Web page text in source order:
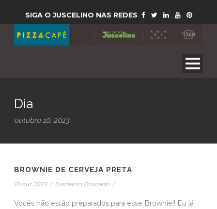
SIGA O JUSCELINO NAS REDES
Dia
outubro 10, 2023
BROWNIE DE CERVEJA PRETA
10 out 2023 / Juscelino Dourado /
Vocês não estão preparados para esse Brownie!! Eu já